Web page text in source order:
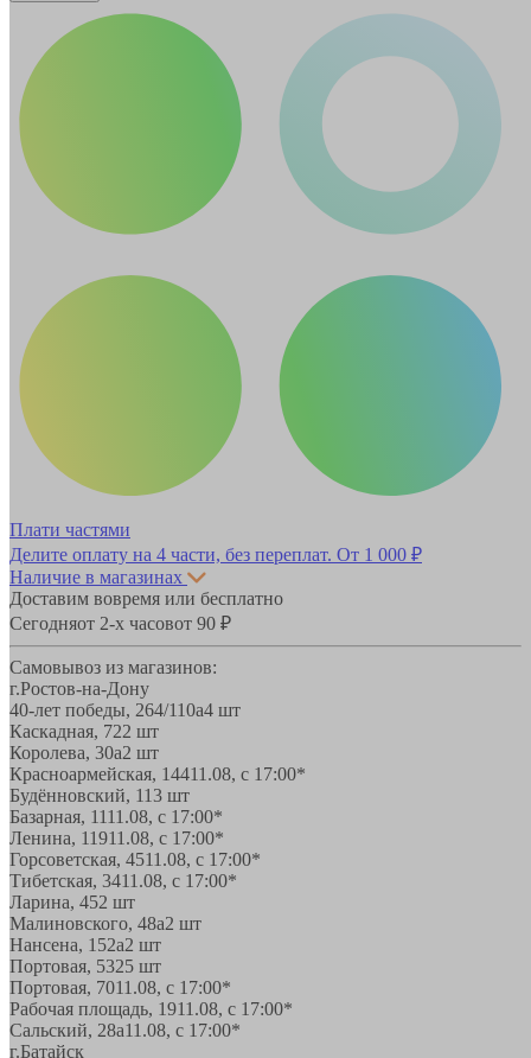
Плати частями
Делите оплату на 4 части, без переплат. От 1 000 ₽
Наличие в магазинах
Доставим вовремя или бесплатно
Сегодняот 2-х часовот 90 ₽
Самовывоз из магазинов:
г.Ростов-на-Дону
40-лет победы, 264/110а4 шт
Каскадная, 722 шт
Королева, 30а2 шт
Красноармейская, 14411.08, с 17:00*
Будённовский, 113 шт
Базарная, 1111.08, с 17:00*
Ленина, 11911.08, с 17:00*
Горсоветская, 4511.08, с 17:00*
Тибетская, 3411.08, с 17:00*
Ларина, 452 шт
Малиновского, 48а2 шт
Нансена, 152а2 шт
Портовая, 5325 шт
Портовая, 7011.08, с 17:00*
Рабочая площадь, 1911.08, с 17:00*
Сальский, 28a11.08, с 17:00*
г.Батайск